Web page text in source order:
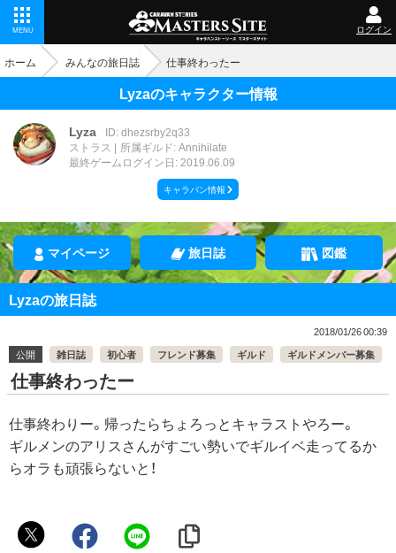
MENU ログイン
ホーム みんなの旅日誌 仕事終わったー
Lyzaのキャラクター情報
Lyza
ID: dhezsrby2q33
ストラス
所属ギルド: Annihilate
最終ゲームログイン日: 2019.06.09
キャラバン情報
マイページ 旅日誌 図鑑
Lyzaの旅日誌
2018/01/26 00:39
公開
雑日誌 初心者 フレンド募集 ギルド ギルドメンバー募集
仕事終わったー
仕事終わりー。帰ったらちょろっとキャラストやろー。
ギルメンのアリスさんがすごい勢いでギルイベ走ってるか
らオラも頑張らないと！
Lyza